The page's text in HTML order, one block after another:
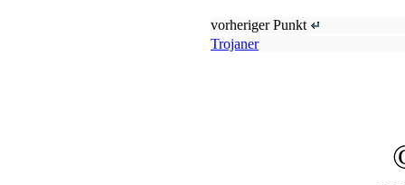
vorheriger Punkt
Trojaner